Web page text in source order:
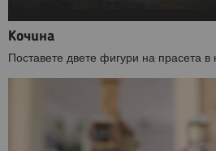
Кочина
Поставете двете фигури на прасета в